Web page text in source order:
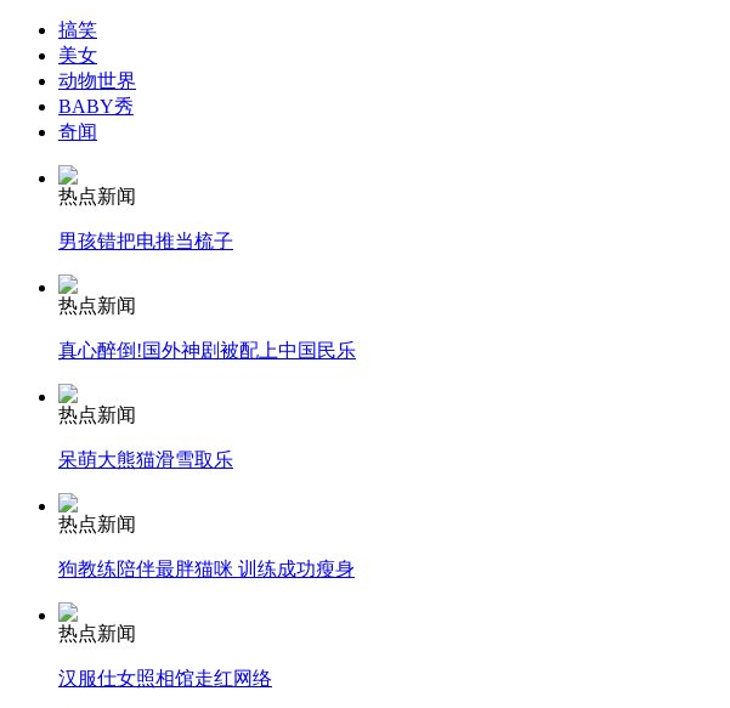
无痛分娩是否安全 医生回应
外交部：反对强权政治霸凌主义
外交部：有关国家言论片面不公正
安徽一实载49人客车翻车
走！跟着总书记去植树
消防员救轻生者
纽约上演“枕头大战”
搞笑
美女
动物世界
BABY秀
奇闻
热点新闻
男孩错把电推当梳子
热点新闻
真心醉倒!国外神剧被配上中国民乐
热点新闻
呆萌大熊猫滑雪取乐
热点新闻
狗教练陪伴最胖猫咪 训练成功瘦身
热点新闻
汉服仕女照相馆走红网络